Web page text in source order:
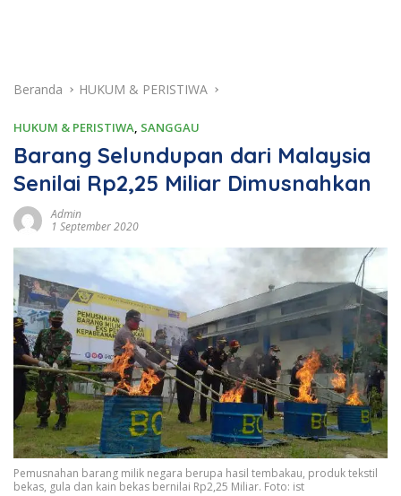
Beranda HUKUM & PERISTIWA
HUKUM & PERISTIWA, SANGGAU
Barang Selundupan dari Malaysia
Senilai Rp2,25 Miliar Dimusnahkan
Admin
1 September 2020
Pemusnahan barang milik negara berupa hasil tembakau, produk tekstil
bekas, gula dan kain bekas bernilai Rp2,25 Miliar. Foto: ist